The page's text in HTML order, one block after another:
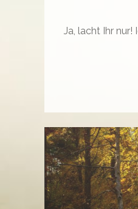
Ja, lacht Ihr